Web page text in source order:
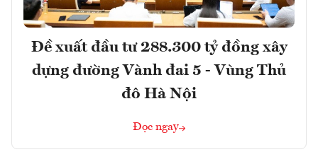
Đề xuất đầu tư 288.300 tỷ đồng xây
dựng đường Vành đai 5 - Vùng Thủ
đô Hà Nội
Đọc ngay